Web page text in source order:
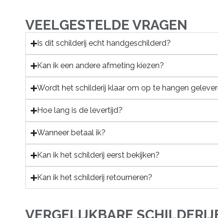
VEELGESTELDE VRAGEN
Is dit schilderij echt handgeschilderd?
Kan ik een andere afmeting kiezen?
Wordt het schilderij klaar om op te hangen
Hoe lang is de levertijd?
Wanneer betaal ik?
Kan ik het schilderij eerst bekijken?
Kan ik het schilderij retourneren?